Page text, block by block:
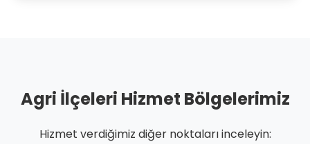
Agri İlçeleri Hizmet Bölgelerimiz
Hizmet verdiğimiz diğer noktaları inceleyin: